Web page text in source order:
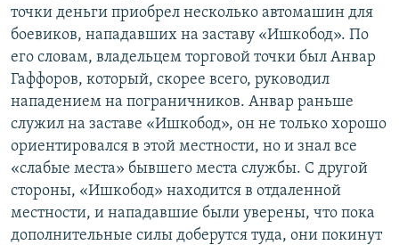
точки деньги приобрел несколько автомашин для
боевиков, нападавших на заставу «Ишкобод». По
его словам, владельцем торговой точки был Анвар
Гаффоров, который, скорее всего, руководил
нападением на пограничников. Анвар раньше
служил на заставе «Ишкобод», он не только хорошо
ориентировался в этой местности, но и знал все
«слабые места» бывшего места службы. С другой
стороны, «Ишкобод» находится в отдаленной
местности, и нападавшие были уверены, что пока
дополнительные силы доберутся туда, они покинут